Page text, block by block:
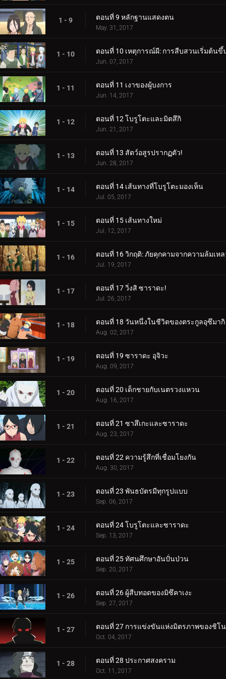
1 - 9 ตอนที่ 9 หลักฐานแสดงตน
May. 31, 2017
1 - 10 ตอนที่ 10 เหตุการณ์ผี: การสืบสวนเริ่มต้นขึ้
Jun. 07, 2017
1 - 11 ตอนที่ 11 เงาของผู้บงการ
Jun. 14, 2017
1 - 12 ตอนที่ 12 โบรูโตะและมิตสึกิ
Jun. 21, 2017
1 - 13 ตอนที่ 13 สัตว์อสูรปรากฏตัว!
Jun. 28, 2017
1 - 14 ตอนที่ 14 เส้นทางที่โบรูโตะมองเห็น
Jul. 05, 2017
1 - 15 ตอนที่ 15 เส้นทางใหม่
Jul. 12, 2017
1 - 16 ตอนที่ 16 วิกฤติ: ภัยคุกคามจากความล้มเห
Jul. 19, 2017
1 - 17 ตอนที่ 17 วิ่งสิ ซาราดะ!
Jul. 26, 2017
1 - 18 ตอนที่ 18 วันหนึ่งในชีวิตของตระกูลอุซึมากิ
Aug. 02, 2017
1 - 19 ตอนที่ 19 ซาราดะ อุจิวะ
Aug. 09, 2017
1 - 20 ตอนที่ 20 เด็กชายกับเนตรวงแหวน
Aug. 16, 2017
1 - 21 ตอนที่ 21 ซาสึเกะและซาราดะ
Aug. 23, 2017
1 - 22 ตอนที่ 22 ความรู้สึกที่เชื่อมโยงกัน
Aug. 30, 2017
1 - 23 ตอนที่ 23 พันธบัตรมีทุกรูปแบบ
Sep. 06, 2017
1 - 24 ตอนที่ 24 โบรูโตะและซาราดะ
Sep. 13, 2017
1 - 25 ตอนที่ 25 ทัศนศึกษาอันปั่นป่วน
Sep. 20, 2017
1 - 26 ตอนที่ 26 ผู้สืบทอดของมิซึคาเงะ
Sep. 27, 2017
1 - 27 ตอนที่ 27 การแข่งขันแห่งมิตรภาพของชิโ
Oct. 04, 2017
1 - 28 ตอนที่ 28 ประกาศสงคราม
Oct. 11, 2017